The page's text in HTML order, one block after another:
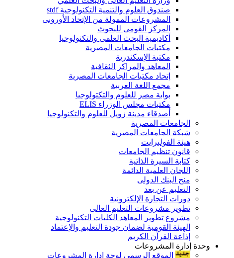
صندوق العلوم والتنمية التكنولوجية stdf
المشروعات الممولة من الإتحاد الأوروبى
المركز القومى للبحوث
أكاديمية البحث العلمى والتكنولوجيا
مكتبات الجامعات المصرية
مكتبة الإسكندرية
المعاهد والمراكز الثقافية
إتحاد مكتبات الجامعات المصرية
مجمع اللغة العربية
بوابة مصر للعلوم والتكتولوجيا
مكتبات مجلس الوزراء ELIS
أصدقاء مدينة زويل للعلوم والتكنولوجيا
الجامعات المصرية
شبكة الجامعات المصرية
هيئة الفولبرايت
قانون تنظيم الجامعات
كتابة السيرة الذاتية
اللجان العلمية الدائمة
منح البنك الدولى
التعليم عن بعد
دورات التجارة الإلكترونية
تطوير مشروعات التعليم العالى
مشروع تطوير المعاهد الكليات التكنولوجية
الهيئة القومية لضمان جودة التعليم والإعتماد
إذاعة القرآن الكريم
وحدة إدارة المشروعات
الموقع الرسمى لوحة إدارة المشروعات